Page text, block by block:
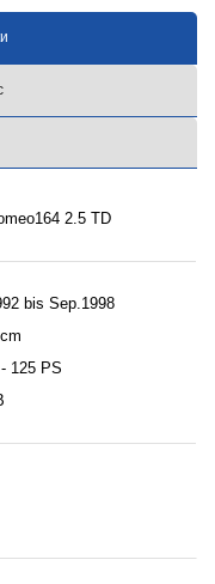
2.5 TD
bis Sep.1998
125 PS